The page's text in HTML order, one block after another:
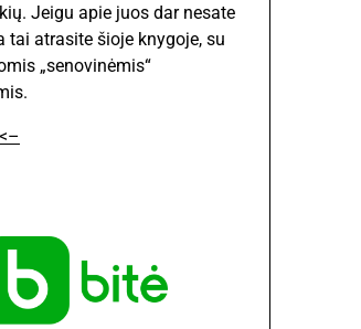
Jeigu apie juos dar nesate
tai atrasite šioje knygoje, su
„senovinėmis“